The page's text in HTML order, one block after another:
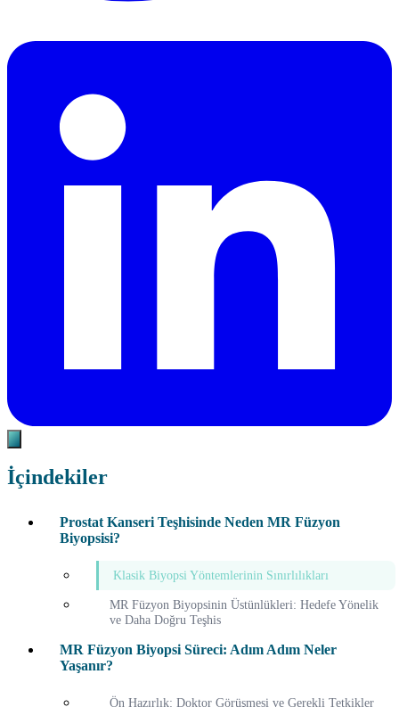
İçindekiler
Prostat Kanseri Teşhisinde Neden MR Füzyon
Biyopsisi?
Klasik Biyopsi Yöntemlerinin Sınırlılıkları
MR Füzyon Biyopsinin Üstünlükleri: Hedefe Yönelik
ve Daha Doğru Teşhis
MR Füzyon Biyopsi Süreci: Adım Adım Neler
Yaşanır?
Ön Hazırlık: Doktor Görüşmesi ve Gerekli Tetkikler